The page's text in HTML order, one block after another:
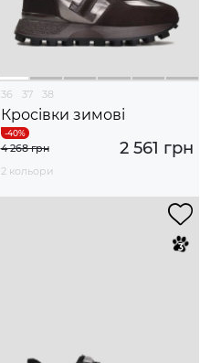
36 37 38
Кросівки зимові
2 561 грн
4 268 грн
2 кольори